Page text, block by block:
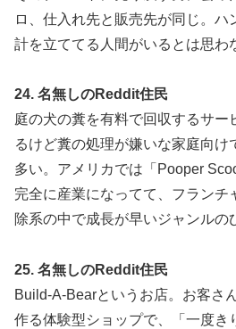
ロ、仕入れ先と販売先が同じ。ハ
計を立ててる人間がいるとは思わ
24. 名無しのReddit住民
庭の犬の糞を有料で回収するサー
るけど糞の処理が嫌いな家庭向け
多い。アメリカでは「Pooper
完全に産業になってて、フランチ
除系の中で成長が早いジャンルの
25. 名無しのReddit住民
Build-A-Bearというお店。お客さ
作る体験型ショップで、「一度き